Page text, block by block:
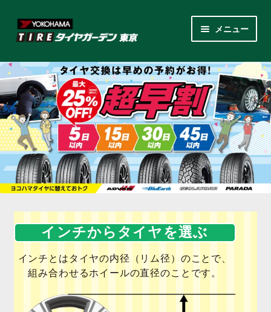
ナ
ビ
ー
シ
ョ
ン
へ
ス
キ
ッ
プ
コ
ン
ン
ツ
へ
ス
キ
ッ
プ
メニュー
各商品カテゴリー
ブ
メ
ニ
ュ
ー
を
展
開
LINEクーポンでもっとお得
レンタルスタッドレス
店舗紹介
サ
ブ
メ
ュ
ー
会社案内
サ
展
お見積り・お問い合わせ
採用情報
インチからタイヤを選ぶ
インチとはタイヤの内径（リム径）のことで、
組み合わせるホイールの直径のことです。